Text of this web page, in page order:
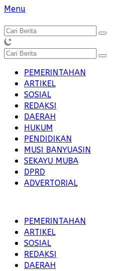
Langsung
konten
Menu
PEMERINTAHAN
ARTIKEL
SOSIAL
REDAKSI
DAERAH
HUKUM
PENDIDIKAN
MUSI BANYUASIN
SEKAYU MUBA
DPRD
ADVERTORIAL
PEMERINTAHAN
ARTIKEL
SOSIAL
REDAKSI
DAERAH